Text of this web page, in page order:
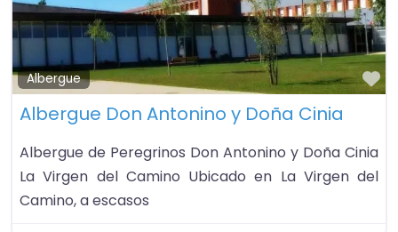
Albergue
Albergue Don Antonino y Doña Cinia
Albergue de Peregrinos Don Antonino y Doña Cinia
La Virgen del Camino Ubicado en La Virgen del
Camino, a escasos